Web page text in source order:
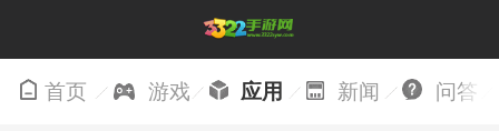
首页 游戏 应用 新闻 问答